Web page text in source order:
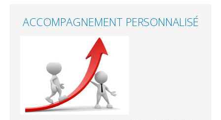
ACCOMPAGNEMENT PERSONNALISÉ